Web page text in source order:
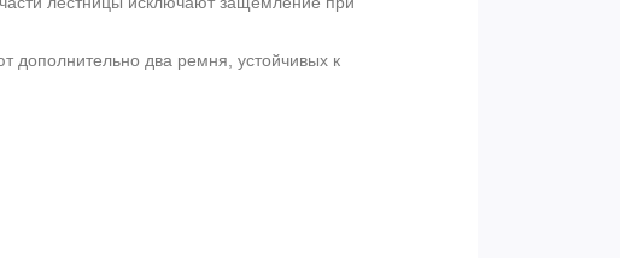
дополнительно два ремня, устойчивых к